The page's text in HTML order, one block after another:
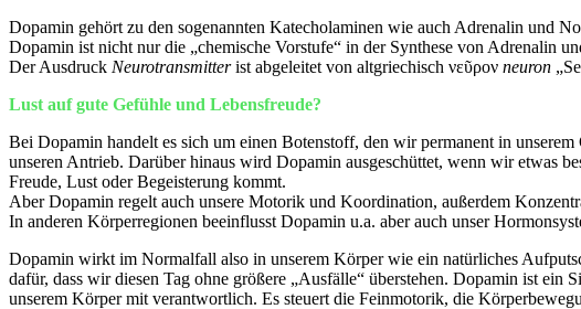
Dopamin gehört zu den sogenannten Katecholaminen wie auch Adrenalin und
Dopamin ist nicht nur die „chemische Vorstufe“ in der Synthese von Adrenalin
Der Ausdruck Neurotransmitterist abgeleitet von altgriechisch νεῦρον neuron
Lust auf gute Gefühle und Lebensfreude?
Bei Dopamin handelt es sich um einen Botenstoff, den wir permanent in
unseren Antrieb. Darüber hinaus wird Dopamin ausgeschüttet, wenn wir etwas
Freude, Lust oder Begeisterung kommt.
Aber Dopamin regelt auch unsere Motorik und Koordination, außerdem
In anderen Körperregionen beeinflusst Dopamin u.a. aber auch unser
Dopamin wirkt im Normalfall also in unserem Körper wie ein natürliches
dafür, dass wir diesen Tag ohne größere „Ausfälle“ überstehen. Dopamin ist
unserem Körper mit verantwortlich. Es steuert die Feinmotorik, die